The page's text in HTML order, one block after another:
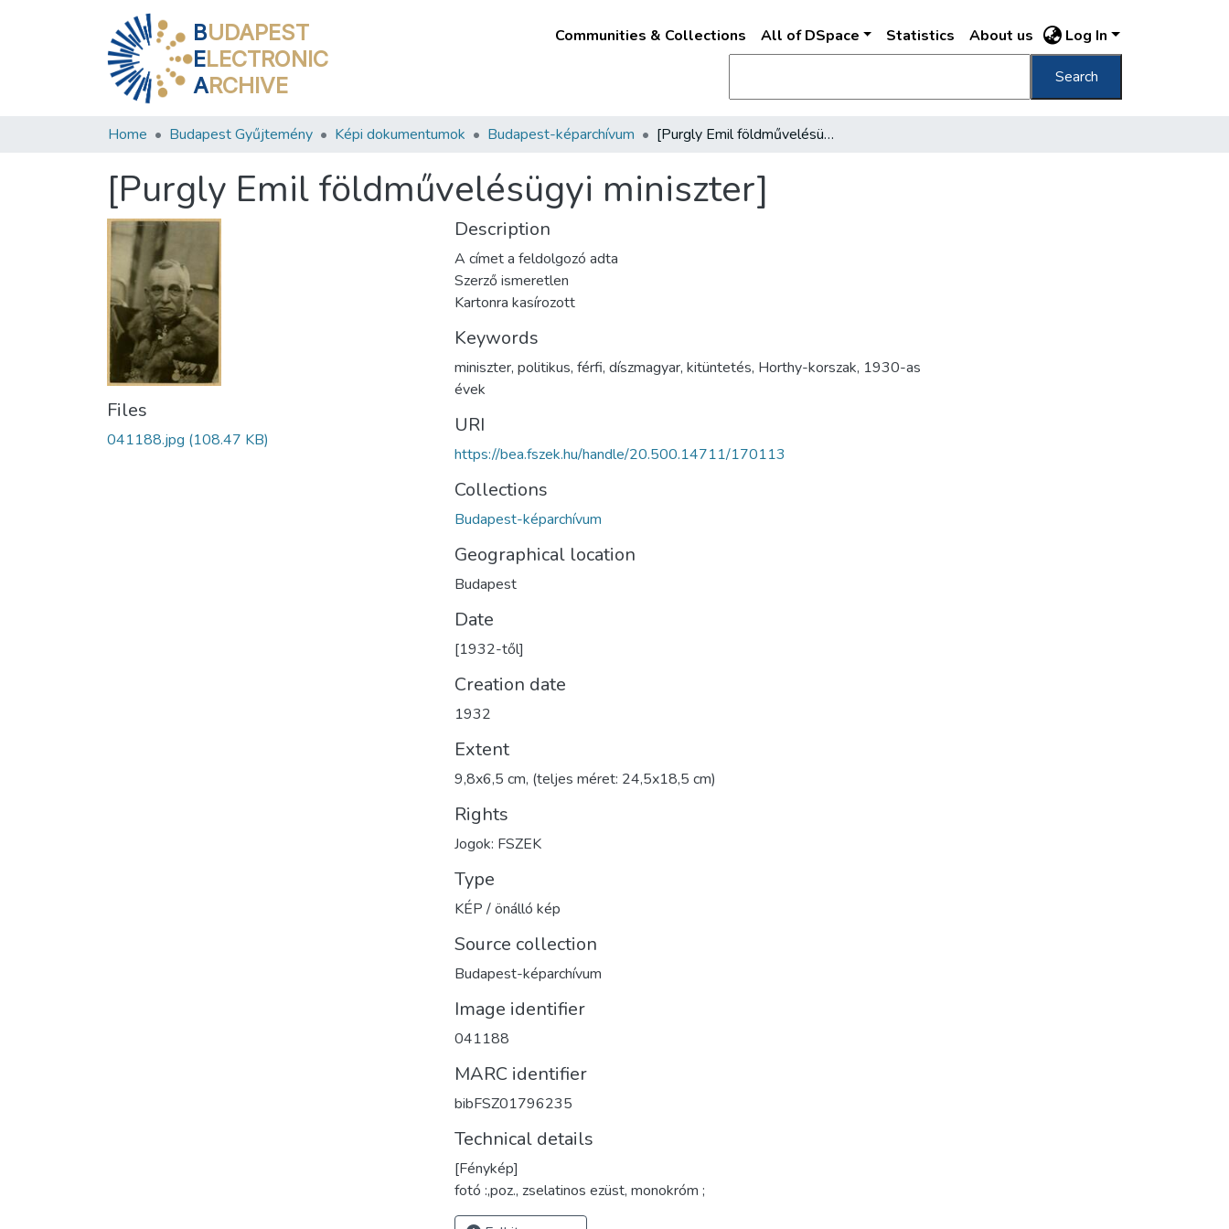
BUDAPEST
ELECTRONIC
ARCHIVE
Communities & Collections All of DSpace Statistics About us Log In
Search
Home Budapest Gyűjtemény Képi dokumentumok Budapest-képarchívum [Purgly Emil földművelésügyi miniszter]
[Purgly Emil földművelésügyi miniszter]
Files
041188.jpg (108.47 KB)
Description
A címet a feldolgozó adta
Szerző ismeretlen
Kartonra kasírozott
Keywords
miniszter, politikus, férfi, díszmagyar, kitüntetés, Horthy-korszak, 1930-as
évek
URI
https://bea.fszek.hu/handle/20.500.14711/170113
Collections
Budapest-képarchívum
Geographical location
Budapest
Date
[1932-től]
Creation date
1932
Extent
9,8x6,5 cm, (teljes méret: 24,5x18,5 cm)
Rights
Jogok: FSZEK
Type
KÉP / önálló kép
Source collection
Budapest-képarchívum
Image identifier
041188
MARC identifier
bibFSZ01796235
Technical details
[Fénykép]
fotó :,poz., zselatinos ezüst, monokróm ;